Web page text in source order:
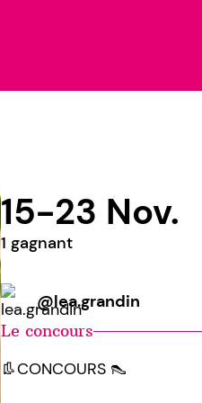
15-23 Nov.
1 gagnant
@lea.grandin
Le concours
👢CONCOURS 👠